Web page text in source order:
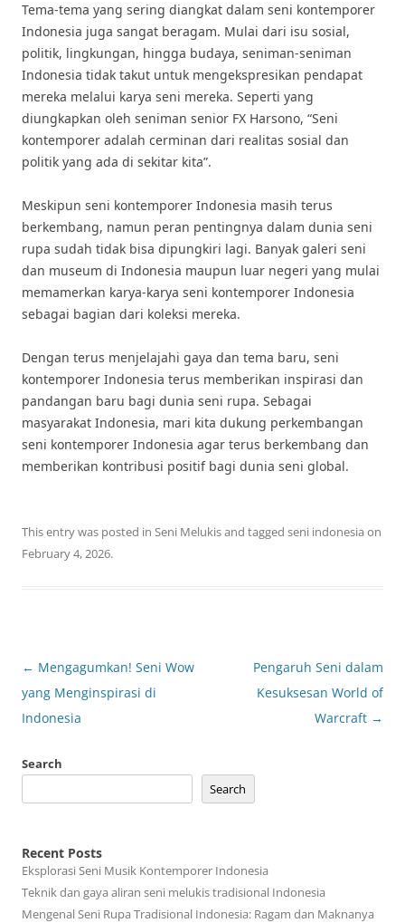
Tema-tema yang sering diangkat dalam seni kontemporer
Indonesia juga sangat beragam. Mulai dari isu sosial,
politik, lingkungan, hingga budaya, seniman-seniman
Indonesia tidak takut untuk mengekspresikan pendapat
mereka melalui karya seni mereka. Seperti yang
diungkapkan oleh seniman senior FX Harsono, “Seni
kontemporer adalah cerminan dari realitas sosial dan
politik yang ada di sekitar kita”.
Meskipun seni kontemporer Indonesia masih terus
berkembang, namun peran pentingnya dalam dunia seni
rupa sudah tidak bisa dipungkiri lagi. Banyak galeri seni
dan museum di Indonesia maupun luar negeri yang mulai
memamerkan karya-karya seni kontemporer Indonesia
sebagai bagian dari koleksi mereka.
Dengan terus menjelajahi gaya dan tema baru, seni
kontemporer Indonesia terus memberikan inspirasi dan
pandangan baru bagi dunia seni rupa. Sebagai
masyarakat Indonesia, mari kita dukung perkembangan
seni kontemporer Indonesia agar terus berkembang dan
memberikan kontribusi positif bagi dunia seni global.
This entry was posted in Seni Melukisand tagged seni indonesia on
February 4, 2026.
Post
navigation
← Mengagumkan! Seni Wow
yang Menginspirasi di
Indonesia
Pengaruh Seni dalam
Kesuksesan World of
Warcraft →
Search
Search
Recent Posts
Eksplorasi Seni Musik Kontemporer Indonesia
Teknik dan gaya aliran seni melukis tradisional Indonesia
Mengenal Seni Rupa Tradisional Indonesia: Ragam dan Maknanya